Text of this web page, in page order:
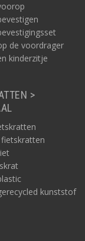
de voordrager
kinderzitje
>
kunststof